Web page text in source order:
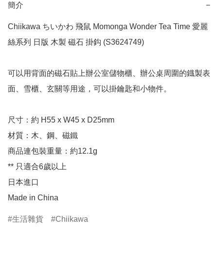
簡介 −
Chiikawa ちいかわ 飛鼠 Momonga Wonder Tea Time 愛麗
絲系列 日版 木製 磁石 掛鈎 (S3624749)
可以用背面的磁石貼上辦公室儲物櫃、辦公桌周圍的鐡製表
面、雪櫃、玄關等用途，可以掛鑰匙和小物件。
尺寸：約 H55 x W45 x D25mm
材質：木、鋼、磁鐵
商品連包裝重量：約12.1g
** 只適合6歲以上
日本進口
Made in China
生活雜貨 Chiikawa